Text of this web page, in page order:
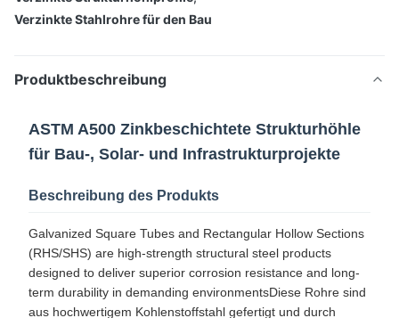
Verzinkte Stahlrohre für den Bau
Produktbeschreibung
ASTM A500 Zinkbeschichtete Strukturhöhle
für Bau-, Solar- und Infrastrukturprojekte
Beschreibung des Produkts
Galvanized Square Tubes and Rectangular Hollow Sections
(RHS/SHS) are high-strength structural steel products
designed to deliver superior corrosion resistance and long-
term durability in demanding environmentsDiese Rohre sind
aus hochwertigem Kohlenstoffstahl gefertigt und durch